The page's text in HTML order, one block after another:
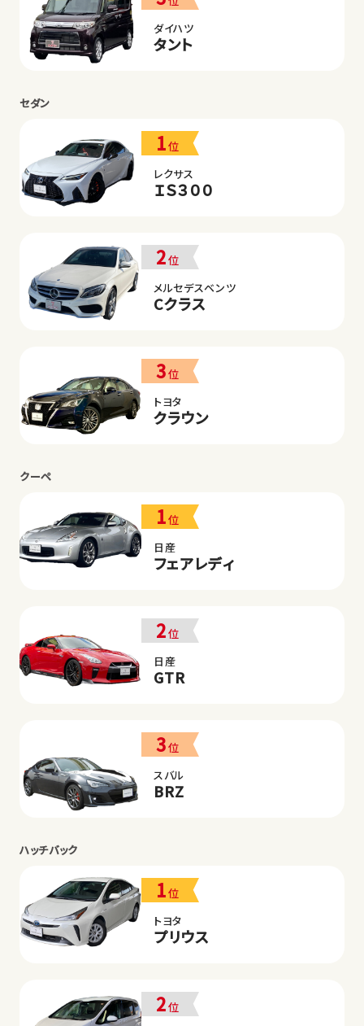
ダイハツ
タント
セダン
1位
レクサス
ＩＳ３００
2位
メルセデスベンツ
Cクラス
3位
トヨタ
クラウン
クーペ
1位
日産
フェアレディ
2位
日産
GTR
3位
スバル
BRZ
ハッチバック
1位
トヨタ
プリウス
2位